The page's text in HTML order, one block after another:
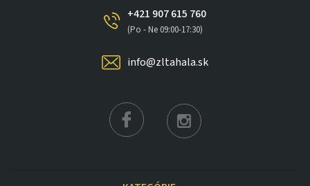
+421 907 615 760
(Po - Ne 09:00-17:30)
info@zltahala.sk